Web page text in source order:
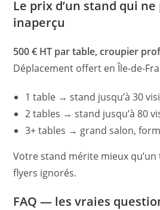
Le prix d’un stand qui ne
inaperçu
500 € HT par table, croupier
Déplacement offert en Île-de-
1 table → stand jusqu’à 30
2 tables → stand jusqu’à 80
3+ tables → grand salon,
Votre stand mérite mieux qu’un
flyers ignorés.
FAQ — les vraies